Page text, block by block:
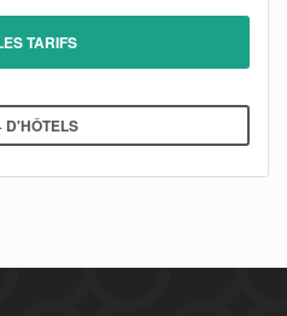
TARIFS
D'HÔTELS